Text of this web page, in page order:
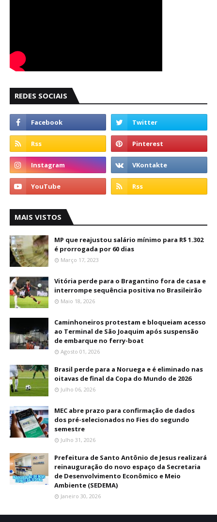
REDES SOCIAIS
MAIS VISTOS
MP que reajustou salário mínimo para R$ 1.302
é prorrogada por 60 dias
Março 17, 2023
Vitória perde para o Bragantino fora de casa e
interrompe sequência positiva no Brasileirão
Maio 18, 2026
Caminhoneiros protestam e bloqueiam acesso
ao Terminal de São Joaquim após suspensão
de embarque no ferry-boat
Agosto 01, 2026
Brasil perde para a Noruega e é eliminado nas
oitavas de final da Copa do Mundo de 2026
Julho 06, 2026
MEC abre prazo para confirmação de dados
dos pré-selecionados no Fies do segundo
semestre
Julho 31, 2026
Prefeitura de Santo Antônio de Jesus realizará
reinauguração do novo espaço da Secretaria
de Desenvolvimento Econômico e Meio
Ambiente (SEDEMA)
Janeiro 30, 2026